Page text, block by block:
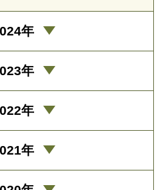
年
年
年
年